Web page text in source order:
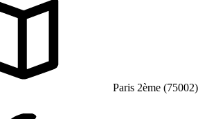
Paris 2ème (75002)